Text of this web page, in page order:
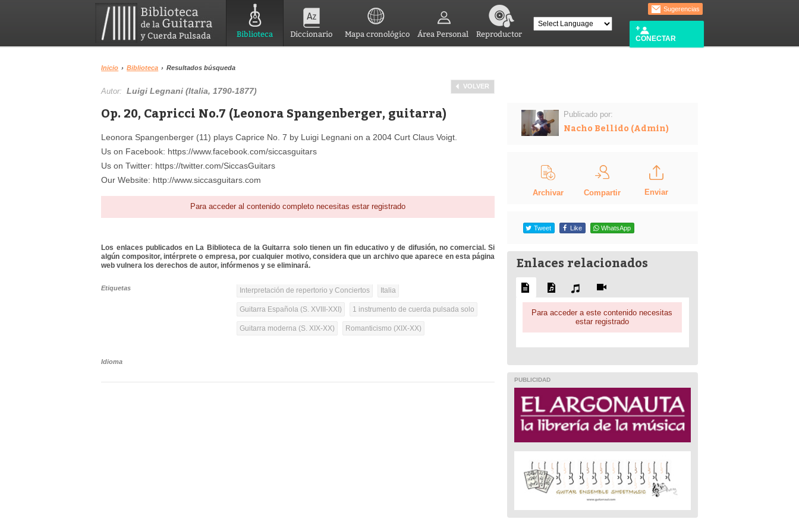
Biblioteca Diccionario Mapa cronológico Área Personal Reproductor
Sugerencias
CONECTAR
Inicio › Biblioteca › Resultados búsqueda
VOLVER
Autor:Luigi Legnani (Italia, 1790-1877)
Op. 20, Capricci No.7 (Leonora Spangenberger, guitarra)
Leonora Spangenberger (11) plays Caprice No. 7 by Luigi Legnani on a 2004 Curt Claus Voigt.
Us on Facebook: https://www.facebook.com/siccasguitars
Us on Twitter: https://twitter.com/SiccasGuitars
Our Website: http://www.siccasguitars.com
Para acceder al contenido completo necesitas estar registrado
Los enlaces publicados en La Biblioteca de la Guitarra solo tienen un fin educativo y de difusión, no comercial. Si
algún compositor, intérprete o empresa, por cualquier motivo, considera que un archivo que aparece en esta página
web vulnera los derechos de autor, infórmenos y se eliminará.
Etiquetas Interpretación de repertorio y Conciertos Italia
Guitarra Española (S. XVIII-XXI) 1 instrumento de cuerda pulsada solo
Guitarra moderna (S. XIX-XX) Romanticismo (XIX-XX)
Idioma
Publicado por:
Nacho Bellido (Admin)
Archivar Compartir Enviar
Tweet Like WhatsApp
Enlaces relacionados
Para acceder a este contenido necesitas
estar registrado
PUBLICIDAD